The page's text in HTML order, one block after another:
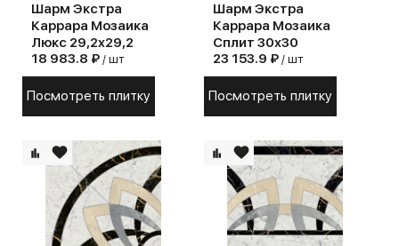
Шарм Экстра
Каррара Мозаика
Люкс 29,2х29,2
18 983.8 ₽ / шт
Посмотреть плитку
Шарм Экстра
Каррара Мозаика
Сплит 30х30
23 153.9 ₽ / шт
Посмотреть плитку